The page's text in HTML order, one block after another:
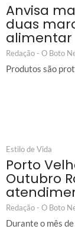
Anvisa
duas
alimentar
Redação - O Boto
Produtos são
Estilo de Vida
Porto
Outubro
Redação - O Boto
Durante o mês